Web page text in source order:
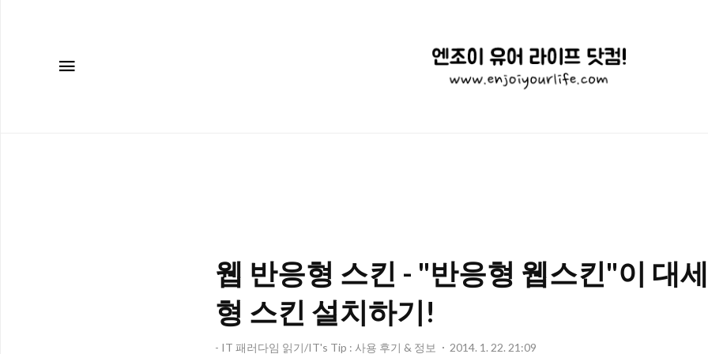
엔
조
프
컴!
웹 반응형 스킨 - "반응형 웹스킨"이 대
형 스킨 설치하기!
- IT 패러다임 읽기/IT's Tip : 사용 후기 & 정보 2014. 1. 22. 21:09